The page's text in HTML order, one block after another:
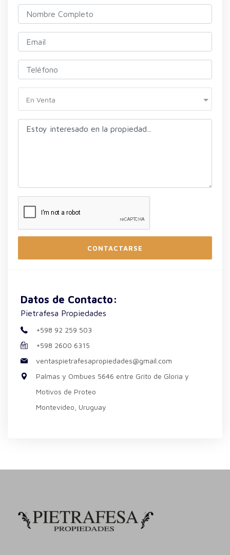
En Venta
CONTACTARSE
Datos de Contacto:
Pietrafesa Propiedades
+598 92 259 503
+598 2600 6315
ventaspietrafesapropiedades@gmail.com
Palmas y Ombues 5646 entre Grito de Gloria y
Motivos de Proteo
Montevideo, Uruguay